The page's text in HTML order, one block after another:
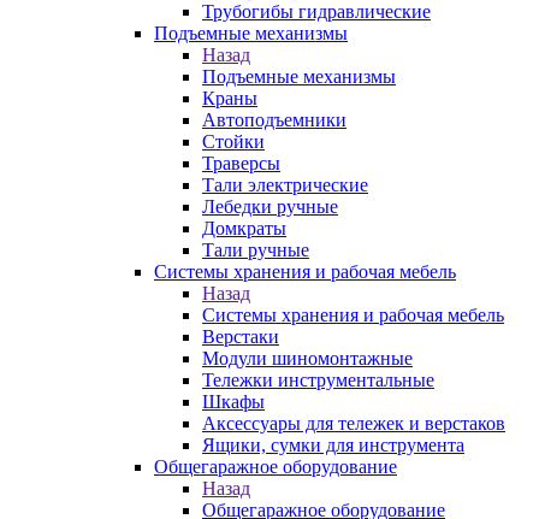
Трубогибы гидравлические
Подъемные механизмы
Назад
Подъемные механизмы
Краны
Автоподъемники
Стойки
Траверсы
Тали электрические
Лебедки ручные
Домкраты
Тали ручные
Системы хранения и рабочая мебель
Назад
Системы хранения и рабочая мебель
Верстаки
Модули шиномонтажные
Тележки инструментальные
Шкафы
Аксессуары для тележек и верстаков
Ящики, сумки для инструмента
Общегаражное оборудование
Назад
Общегаражное оборудование